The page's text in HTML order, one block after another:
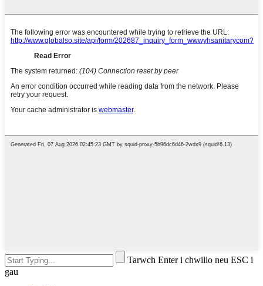
Tarwch Enter i chwilio neu ESC i
gau